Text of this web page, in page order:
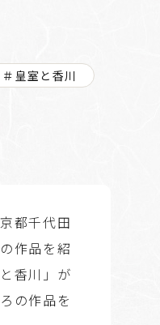
＃皇室と香川
都千代田
作品を紹
香川」が
の作品を